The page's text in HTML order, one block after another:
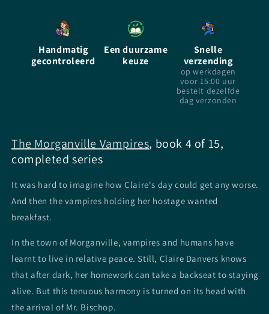
Paperback
Paperback
Handmatig
gecontroleerd
Een duurzame
keuze
Snelle
verzending
op werkdagen
voor 15:00 uur
bestelt dezelfde
dag verzonden
The Morganville Vampires, book 4 of 15,
completed series
It was hard to imagine how Claire's day could get any worse.
And then the vampires holding her hostage wanted
breakfast.
In the town of Morganville, vampires and humans have
learnt to live in relative peace. Still, Claire Danvers knows
that after dark, her homework can take a backseat to staying
alive. But this tenuous harmony is turned on its head with
the arrival of Mr. Bischop.